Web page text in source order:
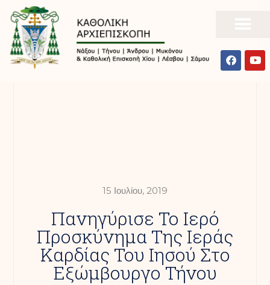
15 Ιουλίου, 2019
Πανηγύρισε Το Ιερό
Προσκύνημα Της Ιεράς
Καρδίας Του Ιησού Στο
Εξώμβουργο Τήνου